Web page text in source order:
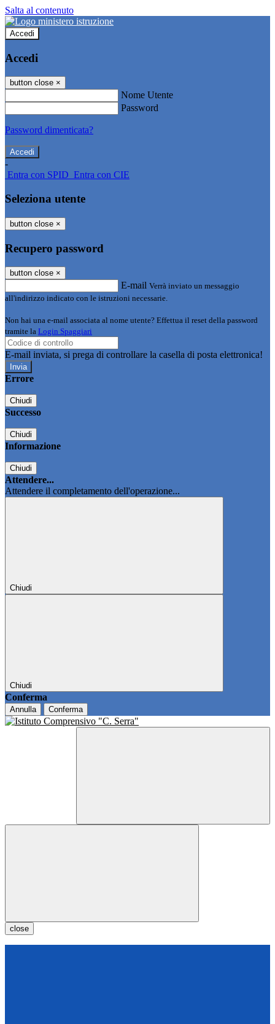
Salta al contenuto
Accedi
Accedi
button close ×
Nome Utente
Password
Password dimenticata?
-
Entra con SPID Entra con CIE
Seleziona utente
button close ×
Recupero password
button close ×
E-mail Verrà inviato un messaggio
all'indirizzo indicato con le istruzioni necessarie.
Non hai una e-mail associata al nome utente? Effettua il reset della password
tramite la Login Spaggiari
E-mail inviata, si prega di controllare la casella di posta elettronica!
Errore
Chiudi
Successo
Chiudi
Informazione
Chiudi
Attendere...
Attendere il completamento dell'operazione...
Chiudi
Chiudi
Conferma
Annulla Conferma
close